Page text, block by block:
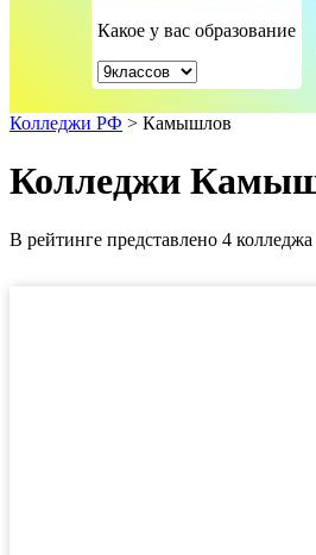
Какое у вас образование
Колледжи РФ > Камышлов
Колледжи
В рейтинге представлено 4 колледжа